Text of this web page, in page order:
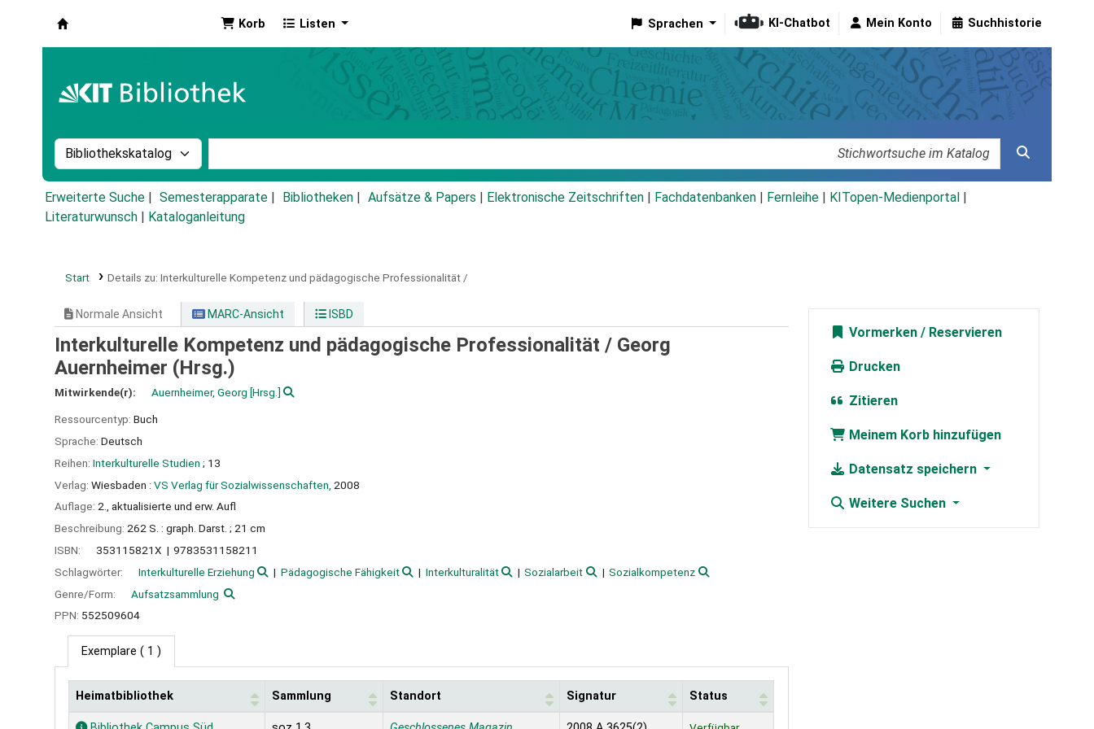
Korb Listen Sprachen KI-Chatbot Mein Konto Suchhistorie
Suche im Katalog nach:
Erweiterte Suche Semesterapparate Bibliotheken Aufsätze & Papers Elektronische Zeitschriften Fachdatenbanken Fernleihe KITopen-Medienportal
Literaturwunsch
Kataloganleitung
Start Details zu: Interkulturelle Kompetenz und pädagogische Professionalität /
Normale Ansicht MARC-Ansicht ISBD
Interkulturelle Kompetenz und pädagogische Professionalität / Georg
Auernheimer (Hrsg.)
Mitwirkende(r): Auernheimer, Georg [Hrsg.]
Ressourcentyp: Buch
Sprache: Deutsch
Reihen: Interkulturelle Studien ; 13
Verlag: Wiesbaden : VS Verlag für Sozialwissenschaften, 2008
Auflage: 2., aktualisierte und erw. Aufl
Beschreibung: 262 S. : graph. Darst. ; 21 cm
ISBN:
353115821X
9783531158211
Schlagwörter:
Interkulturelle Erziehung Pädagogische Fähigkeit Interkulturalität Sozialarbeit
Sozialkompetenz
Genre/Form:
Aufsatzsammlung
PPN: 552509604
Exemplare ( 1 )
Exemplare
Heimatbibliothek Sammlung Standort Signatur Status
Vormerken
Drucken
Zitieren
Meinem Korb hinzufügen
Datensatz speichern
Weitere Suchen